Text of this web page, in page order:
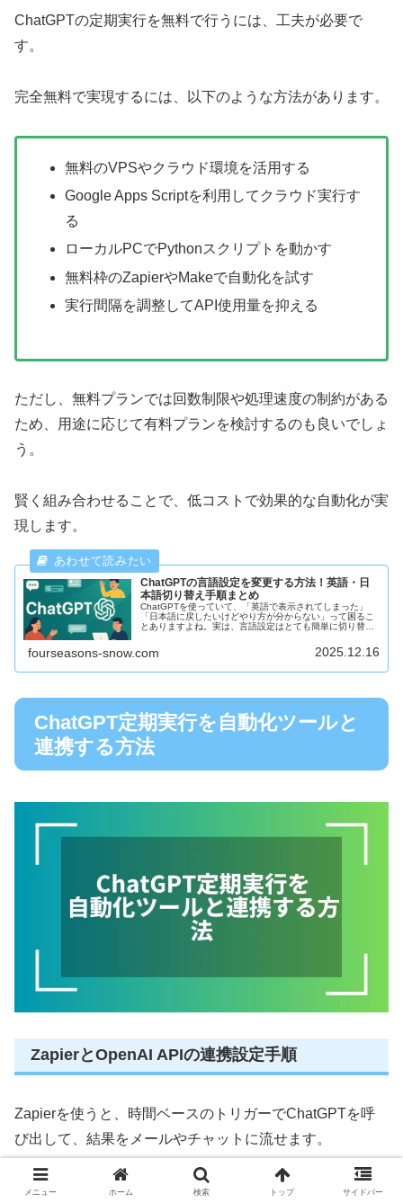
ChatGPTの定期実行を無料で行うには、工夫が必要で
す。
完全無料で実現するには、以下のような方法があります。
無料のVPSやクラウド環境を活用する
Google Apps Scriptを利用してクラウド実行す
る
ローカルPCでPythonスクリプトを動かす
無料枠のZapierやMakeで自動化を試す
実行間隔を調整してAPI使用量を抑える
ただし、無料プランでは回数制限や処理速度の制約がある
ため、用途に応じて有料プランを検討するのも良いでしょ
う。
賢く組み合わせることで、低コストで効果的な自動化が実
現します。
ChatGPTの言語設定を変更する方法！英語・日
本語切り替え手順まとめ
ChatGPTを使っていて、「英語で表示されてしまった」
「日本語に戻したいけどやり方が分からない」って困るこ
とありますよね。実は、言語設定はとても簡単に切り替え
fourseasons-snow.com 2025.12.16
ChatGPT定期実行を自動化ツールと
連携する方法
ZapierとOpenAI APIの連携設定手順
Zapierを使うと、時間ベースのトリガーでChatGPTを呼
び出して、結果をメールやチャットに流せます。
コードを書かなくても設定できますが、入力と出力の型を
メニュー ホーム 検索 トップ サイドバー